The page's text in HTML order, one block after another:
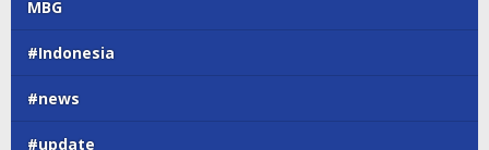
MBG
#Indonesia
#news
#update